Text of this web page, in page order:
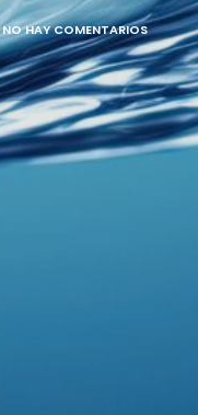
NO HAY COMENTARIOS